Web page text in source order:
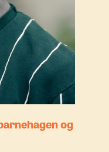
og